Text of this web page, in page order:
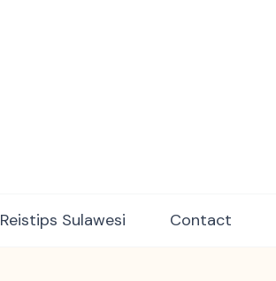
Reistips Sulawesi Contact